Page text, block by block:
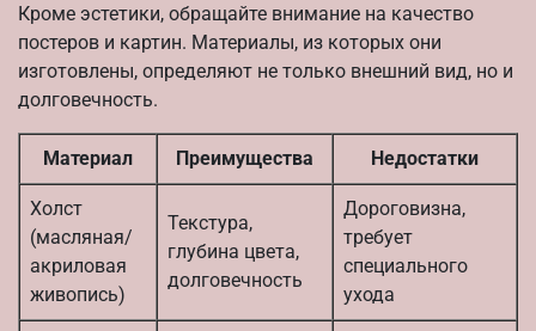
Кроме эстетики, обращайте внимание на качество
постеров и картин. Материалы, из которых они
изготовлены, определяют не только внешний вид, но и
долговечность.
Материал Преимущества Недостатки
Холст
(масляная/
акриловая
живопись)
Текстура,
глубина цвета,
долговечность
Дороговизна,
требует
специального
ухода